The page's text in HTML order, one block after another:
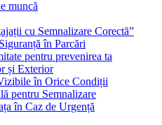
muncă
cu Semnalizare Corectă”
în Parcări
pentru prevenirea ta
și Exterior
în Orice Condiții
pentru Semnalizare
în Caz de Urgență